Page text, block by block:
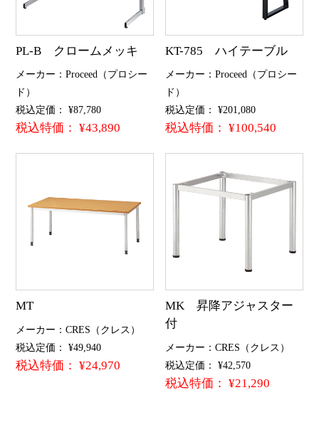
PL-B クロームメッキ
メーカー：Proceed（プロシー
ド）
税込定価： ¥87,780
税込特価： ¥43,890
KT-785 ハイテーブル
メーカー：Proceed（プロシー
ド）
税込定価： ¥201,080
税込特価： ¥100,540
MT
メーカー：CRES（クレス）
税込定価： ¥49,940
税込特価： ¥24,970
MK 昇降アジャスター
付
メーカー：CRES（クレス）
税込定価： ¥42,570
税込特価： ¥21,290